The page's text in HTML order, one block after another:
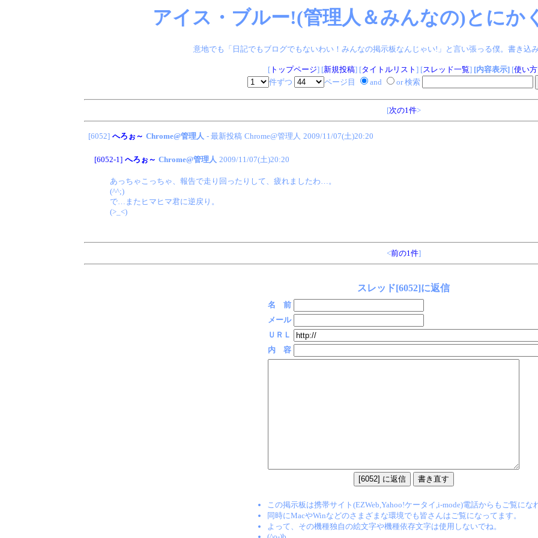
アイス・ブルー!(管理人＆みんなの)とにか
意地でも「日記でもブログでもないわい！みんなの掲示板なんじゃい!」と言い張っる僕。書き込
[トップページ] [新規投稿] [タイトルリスト ] [スレッド一覧] [内容表示][使い方
件ずつ
ページ目 and or 検索
[次の1件>
[6052] へろぉ～ Chrome@管理人 - 最新投稿 Chrome@管理人 2009/11/07(土)20:20
[6052-1] へろぉ～ Chrome@管理人 2009/11/07(土)20:20
あっちゃこっちゃ、報告で走り回ったりして、疲れましたわ…。
(^^;)
で…またヒマヒマ君に逆戻り。
(>_<)
<前の1件]
スレッド[6052]に返信
名 前
メール
ＵＲＬ
内 容
この掲示板は携帯サイト(EZWeb,Yahoo!ケータイ,i-mode)電話からもご覧にな
同時にMacやWinなどのさまざまな環境でも皆さんはご覧になってます。
よって、その機種独自の絵文字や機種依存文字は使用しないでね。